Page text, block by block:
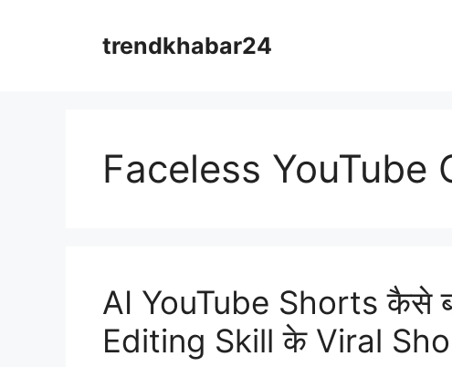
trendkhabar24
Faceless YouTube
AI YouTube Shorts कैसे
Editing Skill के Viral